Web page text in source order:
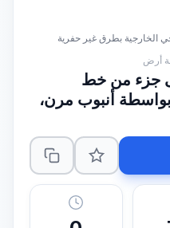
الخارجية بطرق غير حفرية
جزء من خط
بواسطة أنبوب مرن،